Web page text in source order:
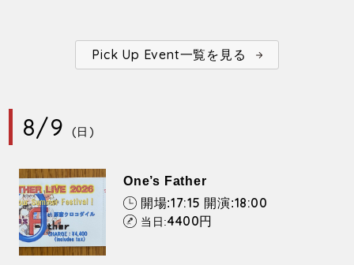
Pick Up Event一覧を見る
8/9 (日)
One’s Father
開場:17:15 開演:18:00
当日:4400円